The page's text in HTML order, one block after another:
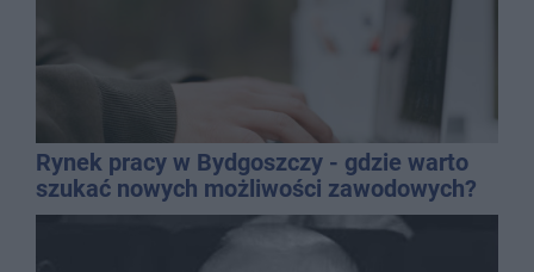
Rynek pracy w Bydgoszczy - gdzie warto
szukać nowych możliwości zawodowych?